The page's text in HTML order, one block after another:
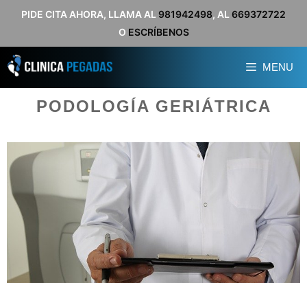
Saltar
contenido
PIDE CITA AHORA, LLAMA AL 981942498, AL 669372722
O ESCRÍBENOS
MENU
PODOLOGÍA GERIÁTRICA